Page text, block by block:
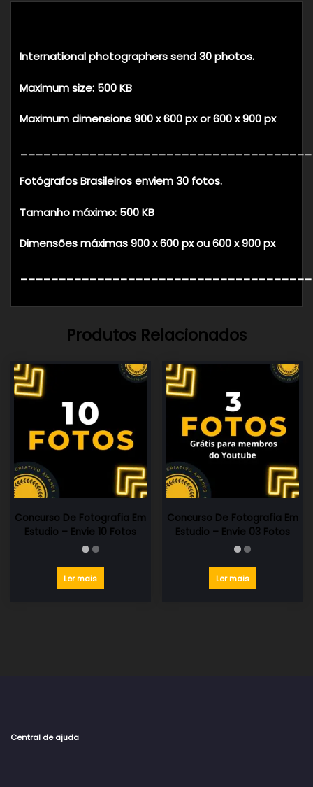
International photographers send 30 photos.
Maximum size: 500 KB
Maximum dimensions 900 x 600 px or 600 x 900 px
Fotógrafos Brasileiros enviem 30 fotos.
Tamanho máximo: 500 KB
Dimensões máximas 900 x 600 px ou 600 x 900 px
Produtos Relacionados
Concurso De Fotografia Em
Estudio – Envie 10 Fotos
Ler mais
Concurso De Fotografia Em
Estudio – Envie 03 Fotos
Ler mais
Central de ajuda